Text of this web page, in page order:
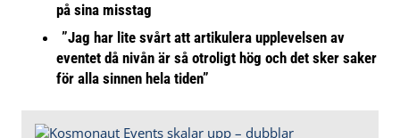
på sina misstag
”Jag har lite svårt att artikulera upplevelsen av
eventet då nivån är så otroligt hög och det sker saker
för alla sinnen hela tiden”